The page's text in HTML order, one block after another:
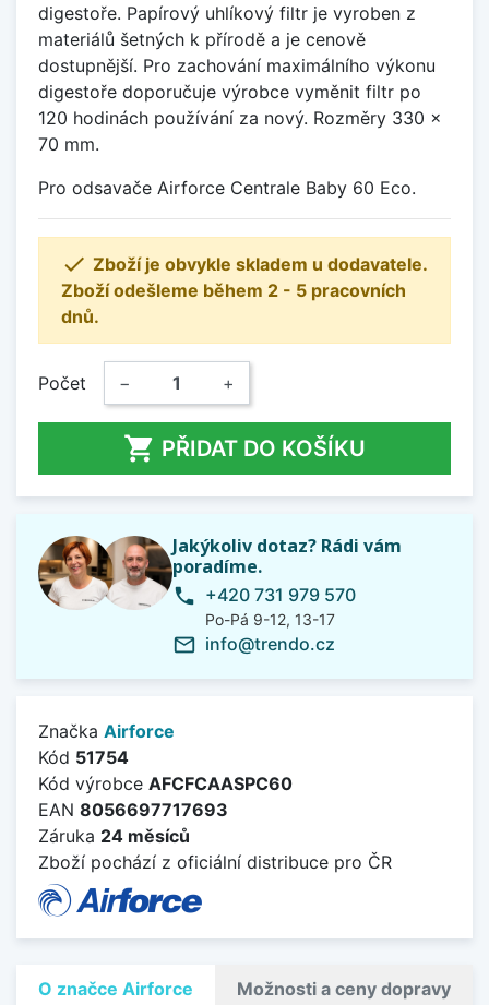
digestoře. Papírový uhlíkový filtr je vyroben z
materiálů šetných k přírodě a je cenově
dostupnější. Pro zachování maximálního výkonu
digestoře doporučuje výrobce vyměnit filtr po
120 hodinách používání za nový. Rozměry 330 x
70 mm.
Pro odsavače Airforce Centrale Baby 60 Eco.
 Zboží je obvykle skladem u dodavatele.
Zboží odešleme během 2 - 5 pracovních
dnů.
Počet − +
 PŘIDAT DO KOŠÍKU
Jakýkoliv dotaz? Rádi vám
poradíme.
phone +420 731 979 570
Po-Pá 9-12, 13-17
mail_outline info@trendo.cz
Značka Airforce
Kód 51754
Kód výrobce AFCFCAASPC60
EAN 8056697717693
Záruka 24 měsíců
Zboží pochází z oficiální distribuce pro ČR
O značce Airforce Možnosti a ceny dopravy